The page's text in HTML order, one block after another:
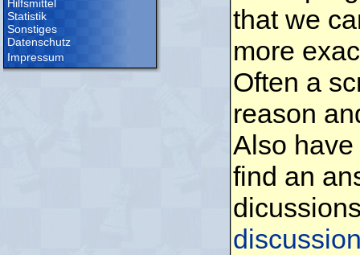
Hilfsmittel
Statistik
Sonstiges
Datenschutz
Impressum
that we
more
Often a
reason
Also
find an